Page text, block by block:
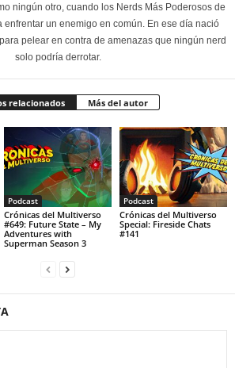
ningún otro, cuando los Nerds Más Poderosos de
enfrentar un enemigo en común. En ese día nació
pelear en contra de amenazas que ningún nerd
solo podría derrotar.
relacionados Más del autor
Podcast
Crónicas del Multiverso
#649: Future State – My
Adventures with
Superman Season 3
Podcast
Crónicas del Multiverso
Special: Fireside Chats
#141